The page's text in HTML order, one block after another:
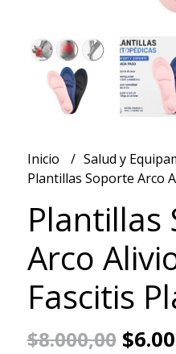
Inicio
Salud y
Plantillas Soporte Arco
Plantillas
Arco
Fascitis
$8.000,00